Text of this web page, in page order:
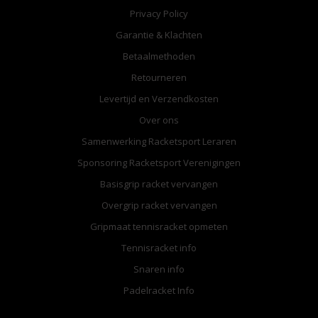
Privacy Policy
Garantie & Klachten
Betaalmethoden
Retourneren
Levertijd en Verzendkosten
Over ons
Samenwerking Racketsport Leraren
Sponsoring Racketsport Verenigingen
Basisgrip racket vervangen
Overgrip racket vervangen
Gripmaat tennisracket opmeten
Tennisracket info
Snaren info
Padelracket Info